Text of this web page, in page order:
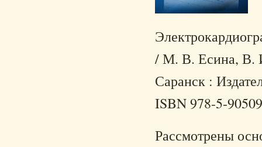
/ М. В. Есина, В.
Саранск :
ISBN 978-5-
Рассмотрены